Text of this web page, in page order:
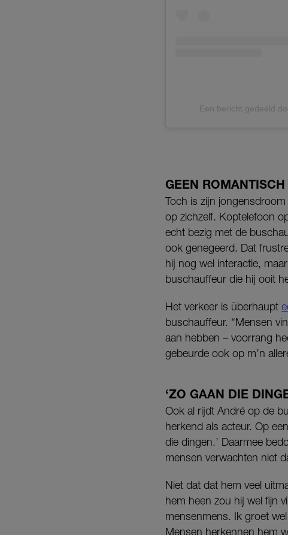
Een bericht gedeeld
GEEN
Toch is zijn
op zichzelf. Koptelefoon
echt bezig met de
ook genegeerd. Dat
hij nog wel interactie,
buschauffeur die hij ooit
Het verkeer is überhaupt
buschauffeur. “Mensen
aan hebben – voorrang
gebeurde ook op m’n
‘ZO GAAN DIE
Ook al rijdt André op de
herkend als acteur. Op
die dingen.’ Daarmee
mensen verwachten niet
Niet dat dat hem veel
hem heen zou hij wel fijn
mensenmens. Ik groet
Mensen herkennen hem